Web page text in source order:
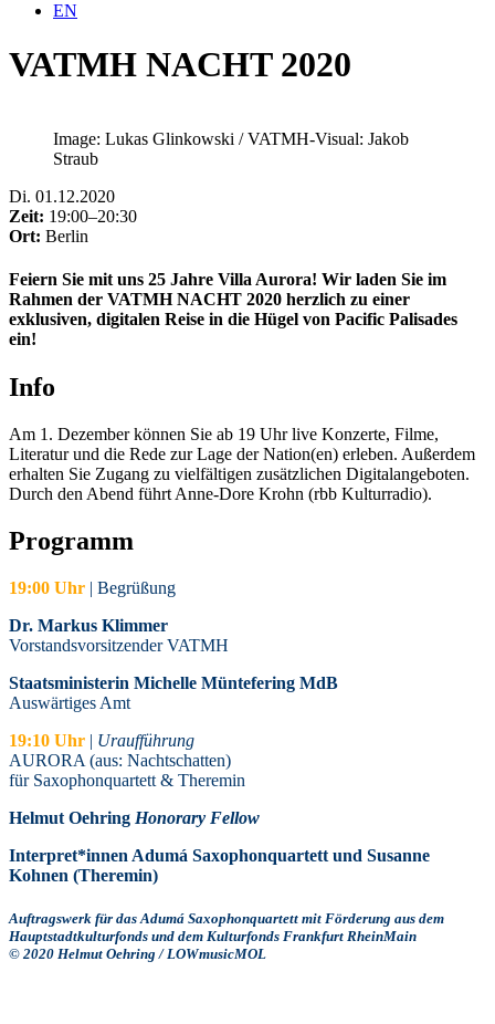
EN
VATMH NACHT 2020
Image: Lukas Glinkowski / VATMH-Visual: Jakob
Straub
Di. 01.12.2020
Zeit: 19:00–20:30
Ort: Berlin
Feiern Sie mit uns 25 Jahre Villa Aurora! Wir laden Sie im
Rahmen der VATMH NACHT 2020 herzlich zu einer
exklusiven, digitalen Reise in die Hügel von Pacific Palisades
ein!
Info
Am 1. Dezember können Sie ab 19 Uhr live Konzerte, Filme,
Literatur und die Rede zur Lage der Nation(en) erleben. Außerdem
erhalten Sie Zugang zu vielfältigen zusätzlichen Digitalangeboten.
Durch den Abend führt Anne-Dore Krohn (rbb Kulturradio).
Programm
19:00 Uhr | Begrüßung
Dr. Markus Klimmer
Vorstandsvorsitzender VATMH
Staatsministerin Michelle Müntefering MdB
Auswärtiges Amt
19:10 Uhr | Uraufführung
AURORA (aus: Nachtschatten)
für Saxophonquartett & Theremin
Helmut Oehring Honorary Fellow
Interpret*innen Adumá Saxophonquartett und Susanne
Kohnen (Theremin)
Auftragswerk für das Adumá Saxophonquartett mit Förderung aus dem
Hauptstadtkulturfonds und dem Kulturfonds Frankfurt RheinMain
© 2020 Helmut Oehring / LOWmusicMOL